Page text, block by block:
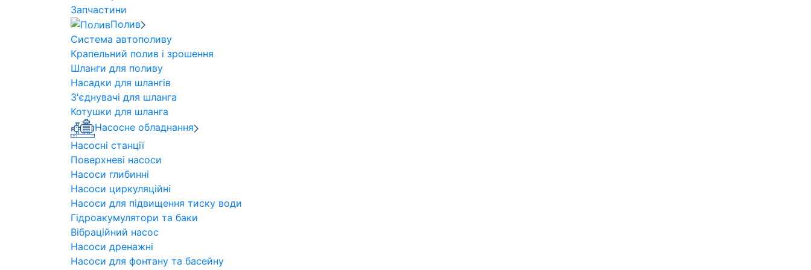
Запчастини
Полив
Система автополиву
Крапельний полив і зрошення
Шланги для поливу
Насадки для шлангів
З'єднувачі для шланга
Котушки для шланга
Насосне обладнання
Насосні станції
Поверхневі насоси
Насоси глибинні
Насоси циркуляційні
Насоси для підвищення тиску води
Гідроакумулятори та баки
Вібраційний насос
Насоси дренажні
Насоси для фонтану та басейну